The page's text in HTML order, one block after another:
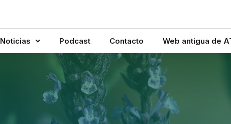
Noticias Podcast Contacto Web antigua de